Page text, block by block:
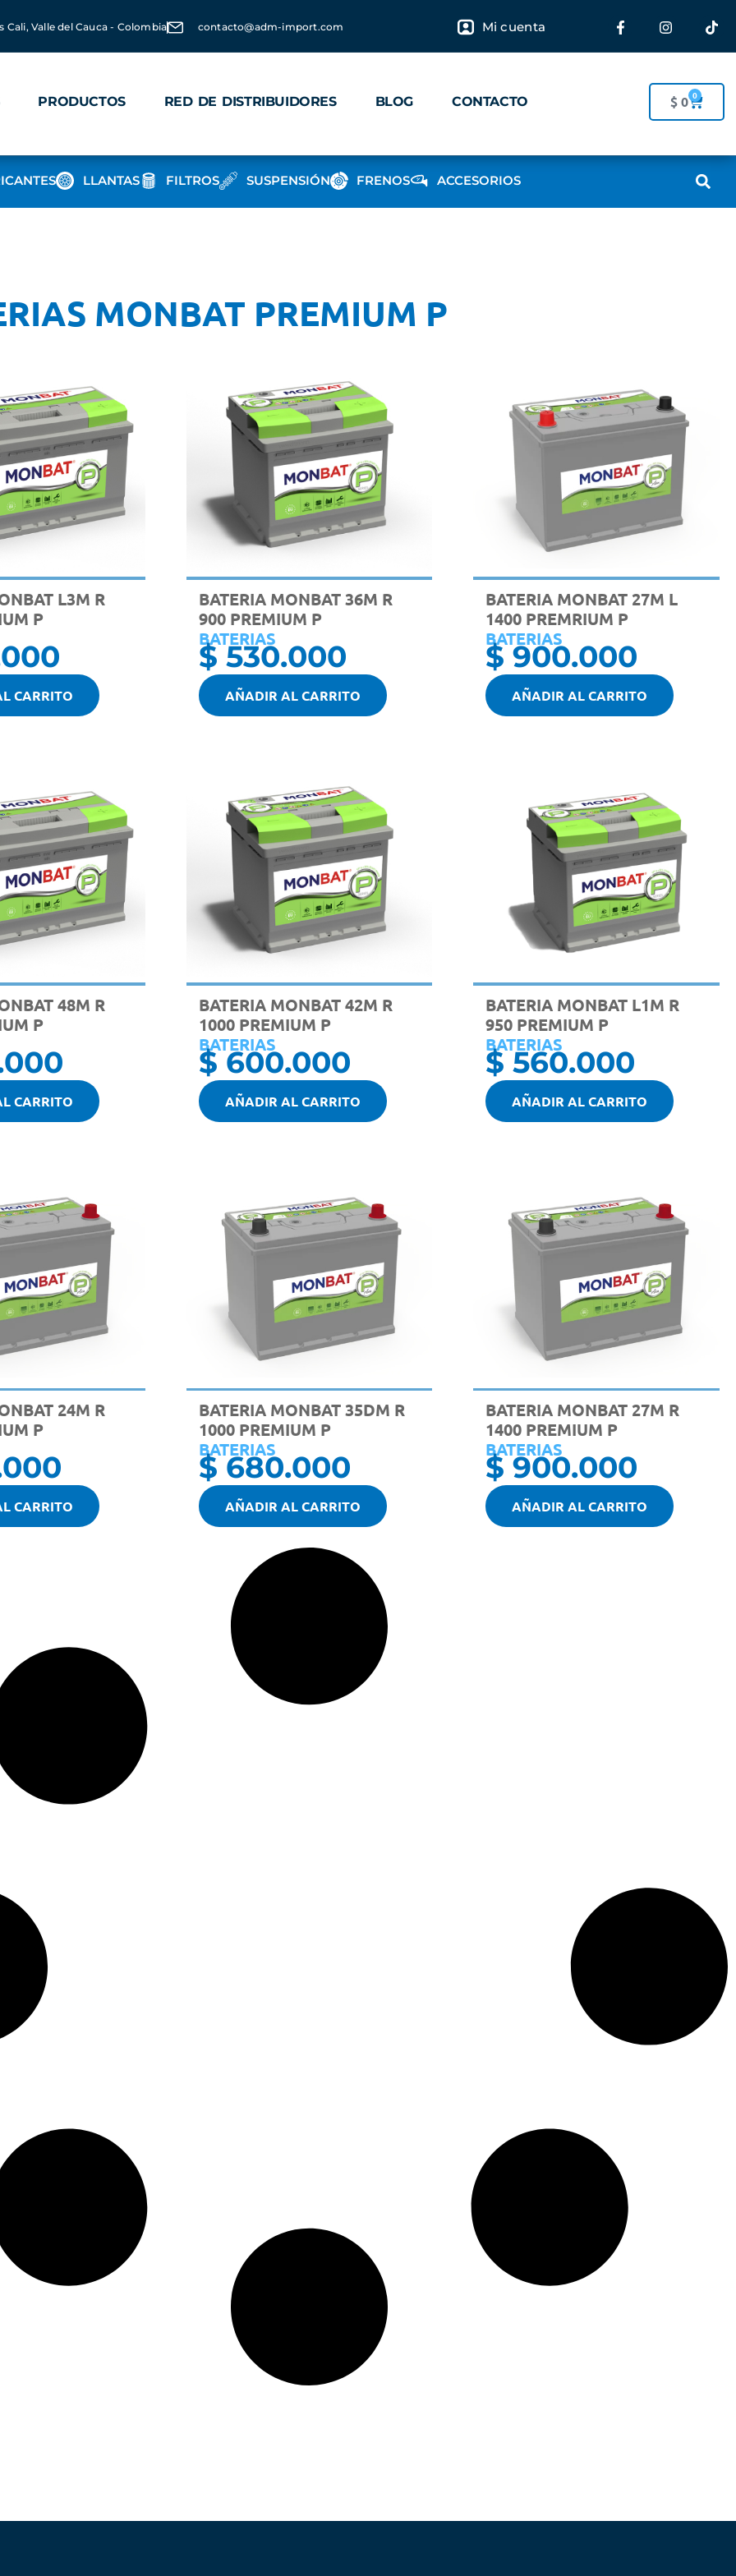
Cali, Valle del Cauca - Colombia contacto@adm-import.com Mi cuenta
PRODUCTOS RED DE DISTRIBUIDORES BLOG CONTACTO $0 0
LLANTAS FILTROS SUSPENSIÓN FRENOS ACCESORIOS
MONBAT PREMIUM P
L3M R
P
CARRITO
BATERIA MONBAT 36M R
900 PREMIUM P
BATERIAS
$530.000
AÑADIR AL CARRITO
BATERIA MONBAT 27M L
1400 PREMRIUM P
BATERIAS
$900.000
AÑADIR AL CARRITO
48M R
P
CARRITO
BATERIA MONBAT 42M R
1000 PREMIUM P
BATERIAS
$600.000
AÑADIR AL CARRITO
BATERIA MONBAT L1M R
950 PREMIUM P
BATERIAS
$560.000
AÑADIR AL CARRITO
24M R
P
CARRITO
BATERIA MONBAT 35DM R
1000 PREMIUM P
BATERIAS
$680.000
AÑADIR AL CARRITO
BATERIA MONBAT 27M R
1400 PREMIUM P
BATERIAS
$900.000
AÑADIR AL CARRITO